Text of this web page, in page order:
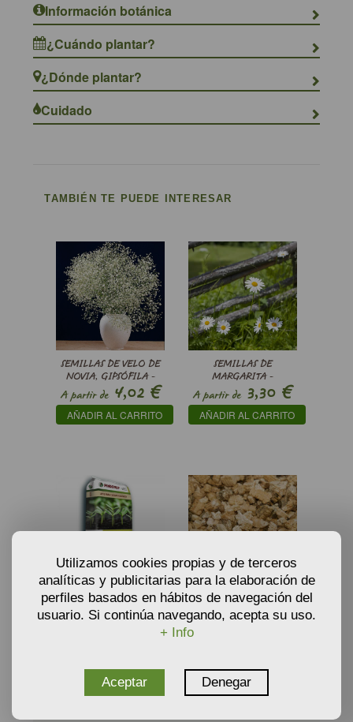
Información botánica
¿Cuándo plantar?
¿Dónde plantar?
Cuidado
TAMBIÉN TE PUEDE INTERESAR
SEMILLAS DE VELO DE
NOVIA, GIPSÓFILA -
GYPSOPHILA
PANICULATA
SNOWFLAKE
A partir de4,02€
AÑADIR AL CARRITO
SEMILLAS DE
MARGARITA -
LEUCANTHEMUM
VULGARE MAY QUEEN
A partir de3,30€
AÑADIR AL CARRITO
SUSTRATO SEMILLERO
ECO DE PINDSTRUP
5,59€
VERMICULITA SUSTRATO
PARA PROPAGACIÓN
A partir de 3,34€
Utilizamos cookies propias y de terceros
analíticas y publicitarias para la elaboración de
perfiles basados en hábitos de navegación del
usuario. Si continúa navegando, acepta su uso.
+ Info
Aceptar Denegar